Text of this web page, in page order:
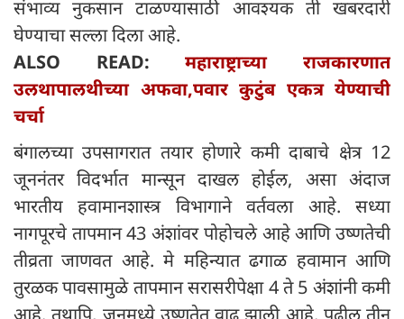
संभाव्य नुकसान टाळण्यासाठी आवश्यक ती खबरदारी
घेण्याचा सल्ला दिला आहे.
ALSO READ:महाराष्ट्राच्या राजकारणात
उलथापालथीच्या अफवा,पवार कुटुंब एकत्र येण्याची
चर्चा
बंगालच्या उपसागरात तयार होणारे कमी दाबाचे क्षेत्र 12
जूननंतर विदर्भात मान्सून दाखल होईल, असा अंदाज
भारतीय हवामानशास्त्र विभागाने वर्तवला आहे. सध्या
नागपूरचे तापमान 43 अंशांवर पोहोचले आहे आणि उष्णतेची
तीव्रता जाणवत आहे. मे महिन्यात ढगाळ हवामान आणि
तुरळक पावसामुळे तापमान सरासरीपेक्षा 4 ते 5 अंशांनी कमी
आहे. तथापि, जूनमध्ये उष्णतेत वाढ झाली आहे. पुढील तीन